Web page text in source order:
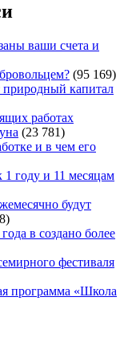
ваши счета и
(95 169)
природный капитал
работах
(23 781)
и в чем его
году и 11 месяцам
будут
в создано более
фестиваля
программа «Школа